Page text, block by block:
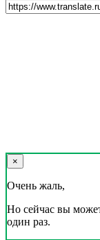
×
Очень жаль,
Но сейчас вы
один раз.